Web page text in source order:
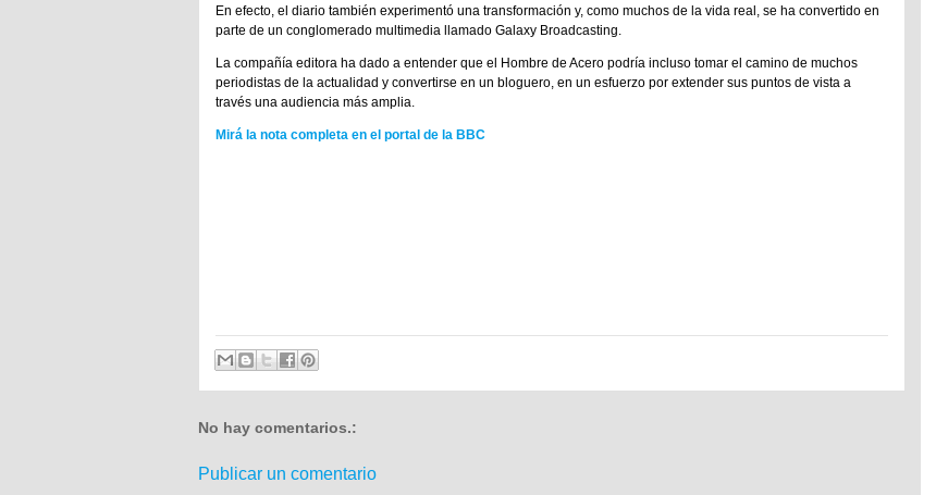
En efecto, el diario también experimentó una transformación y, como muchos de la vida real, se ha convertido en
parte de un conglomerado multimedia llamado Galaxy Broadcasting.
La compañía editora ha dado a entender que el Hombre de Acero podría incluso tomar el camino de muchos
periodistas de la actualidad y convertirse en un bloguero, en un esfuerzo por extender sus puntos de vista a
través una audiencia más amplia.
Mirá la nota completa en el portal de la BBC
No hay comentarios.:
Publicar un comentario